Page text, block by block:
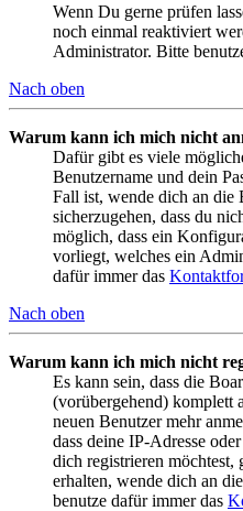
Wenn Du gerne prüfen
noch einmal reaktiviert
Administrator. Bitte
Nach oben
Warum kann ich mich nicht
Dafür gibt es viele
Benutzername und dein
Fall ist, wende dich an
sicherzugehen, dass du
möglich, dass ein
vorliegt, welches ein
dafür immer das
Nach oben
Warum kann ich mich nicht
Es kann sein, dass die
(vorübergehend) komplett
neuen Benutzer mehr
dass deine IP-Adresse
dich registrieren
erhalten, wende dich an
benutze dafür immer das